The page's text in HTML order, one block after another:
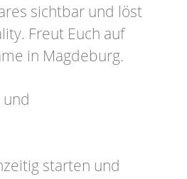
sichtbar und löst
Freut Euch auf
in Magdeburg.
starten und